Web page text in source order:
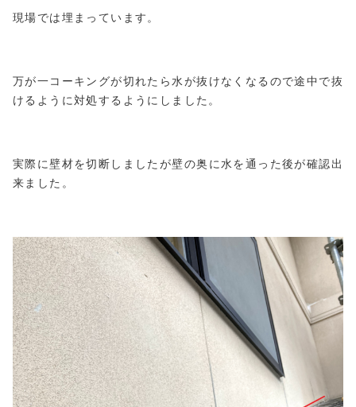
現場では埋まっています。
万が一コーキングが切れたら水が抜けなくなるので途中で抜
けるように対処するようにしました。
実際に壁材を切断しましたが壁の奥に水を通った後が確認出
来ました。